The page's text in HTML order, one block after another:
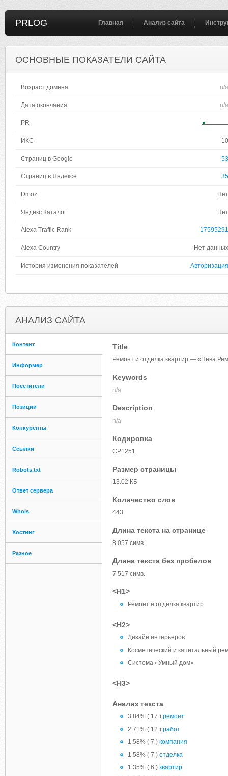
PRLOG Главная Анализ сайта
ОСНОВНЫЕ ПОКАЗАТЕЛИ САЙТА
Возраст домена n/a
Дата окончания n/a
PR
ИКС 10
Страниц в Google 53
Страниц в Яндексе 35
Dmoz Нет
Яндекс Каталог Нет
Alexa Traffic Rank 17595291
Alexa Country Нет данных
История изменения показателей Авторизация
АНАЛИЗ САЙТА
Контент
Информер
Посетители
Позиции
Конкуренты
Ссылки
Robots.txt
Ответ сервера
Whois
Хостинг
Разное
Title
Ремонт и отделка квартир — «Нева
Keywords
n/a
Description
n/a
Кодировка
CP1251
Размер страницы
13.02 КБ
Количество слов
443
Длина текста на странице
8 057 симв.
Длина текста без пробелов
7 517 симв.
<H1>
Ремонт и отделка квартир
<H2>
Дизайн интерьеров
Косметический и капитальный
Система «Умный дом»
<H3>
Анализ текста
3.84% ( 17 ) ремонт
2.71% ( 12 ) работ
1.58% ( 7 ) компания
1.58% ( 7 ) отделка
1.35% ( 6 ) квартир